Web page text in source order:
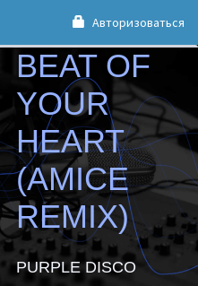
Авторизоваться
BEAT OF
YOUR
HEART
(AMICE
REMIX)
PURPLE DISCO